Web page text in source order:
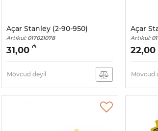
Açar Stanley (2-90-950)
Artikul: 017021078
31,00 ₼
Mövcud deyil
Açar
Artikul:
22,00
Mövcud